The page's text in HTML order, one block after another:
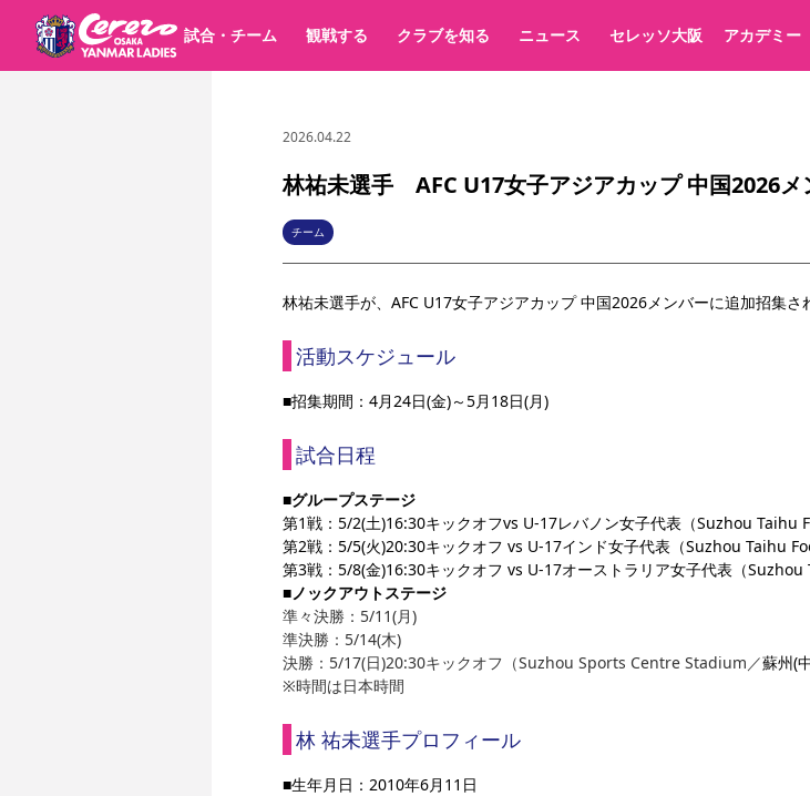
試合・チーム 観戦する クラブを知る
パートナー・スポンサー一覧
ニュース セレッソ大阪 アカデミー
2026.04.22
林祐未選手 AFC U17女子アジアカップ 中国2026メ
チーム
林祐未選手が、 AFC U17女子アジアカップ 中国2026メンバーに追加招集さ
活動スケジュール
■招集期間： 4月24日(金)～5月18日(月)
試合日程
■グループステージ
第1戦：5/2(土)16:30キックオフvs U-17レバノン女子代表（Suzhou
第2戦：5/5(火)20:30キックオフ vs U-17インド女子代表（Suzhou Taihu
第3戦：5/8(金)16:30キックオフ vs U-17オーストラリア女子代表（
■ノックアウトステージ
準々決勝：5/11(月)
準決勝：5/14(木)
決勝：5/17(日)20:30キックオフ（Suzhou Sports Centre Stadium／蘇州(
※時間は日本時間
林 祐未選手プロフィール
■生年月日：2010年6月11日